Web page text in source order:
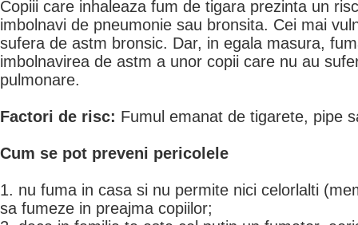
Copiii care inhaleaza fum de tigara prezinta un
imbolnavi de pneumonie sau bronsita. Cei mai
sufera de astm bronsic. Dar, in egala masura,
imbolnavirea de astm a unor copii care nu au
pulmonare.
Factori de risc: Fumul emanat de tigarete, pipe
Cum se pot preveni pericolele
1. nu fuma in casa si nu permite nici celorlalti
sa fumeze in preajma copiilor;